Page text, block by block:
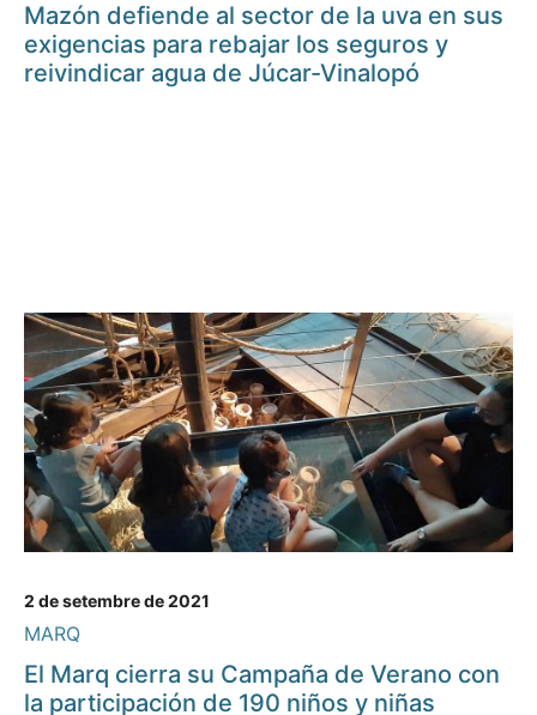
Mazón defiende al sector de la uva en sus
exigencias para rebajar los seguros y
reivindicar agua de Júcar-Vinalopó
2 de setembre de 2021
MARQ
El Marq cierra su Campaña de Verano con
la participación de 190 niños y niñas